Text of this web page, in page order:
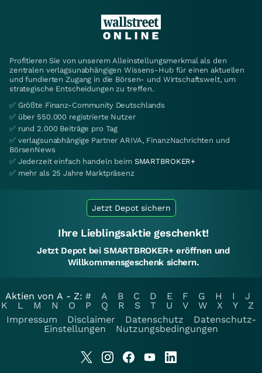
Profitieren Sie von unserem Alleinstellungsmerkmal als den
zentralen verlagsunabhängigen Wissens-Hub für einen aktuellen
und fundierten Zugang in die Börsen- und Wirtschaftswelt, um
strategische Entscheidungen zu treffen.
✅ Größte Finanz-Community Deutschlands
✅ über 550.000 registrierte Nutzer
✅ rund 2.000 Beiträge pro Tag
✅ verlagsunabhängige Partner ARIVA, FinanzNachrichten und
BörsenNews
✅ Jederzeit einfach handeln beim SMARTBROKER+
✅ mehr als 25 Jahre Marktpräsenz
Jetzt Depot sichern
Ihre Lieblingsaktie geschenkt!
Jetzt Depot bei SMARTBROKER+ eröffnen und
Willkommensgeschenk sichern.
Aktien von A - Z: # A B C D E F G H I
J
K
L M N O P Q R S T U V W X Y
Z
Impressum
Disclaimer Datenschutz
Datenschutz-
Einstellungen
Nutzungsbedingungen